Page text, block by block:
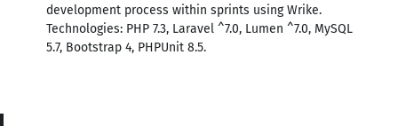
development process within sprints using Wrike.
Technologies: PHP 7.3, Laravel ^7.0, Lumen ^7.0, MySQL
5.7, Bootstrap 4, PHPUnit 8.5.